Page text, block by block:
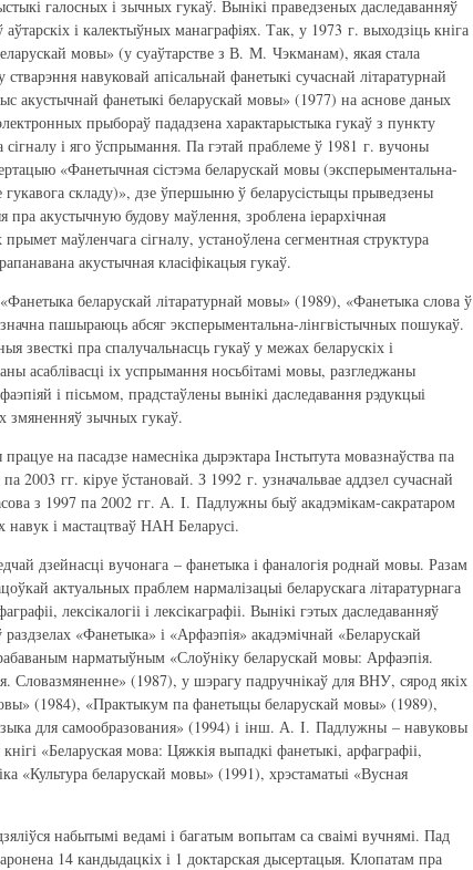
галосных і зычных гукаў. Вынікі праведзеных даследаванняў
аўтарскіх і калектыўных манаграфіях. Так, у 1973 г. выходзіць кніга
мовы» (у суаўтарстве з В. М. Чэкманам), якая стала
навуковай апісальнай фанетыкі сучаснай літаратурнай
акустычнай фанетыкі беларускай мовы» (1977) на аснове даных
прыбораў пададзена характарыстыка гукаў з пункту
сігналу і яго ўспрымання. Па гэтай праблеме ў 1981 г. вучоны
«Фанетычная сістэма беларускай мовы (эксперыментальна-
гукавога складу)», дзе ўпершыню ў беларусістыцы прыведзены
пра акустычную будову маўлення, зроблена іерархічная
маўленчага сігналу, устаноўлена сегментная структура
акустычная класіфікацыя гукаў.
беларускай літаратурнай мовы» (1989), «Фанетыка слова ў
пашыраюць абсяг эксперыментальна-лінгвістычных пошукаў.
звесткі пра спалучальнасць гукаў у межах беларускіх і
асаблівасці іх успрымання носьбітамі мовы, разгледжаны
і пісьмом, прадстаўлены вынікі даследавання рэдукцыі
змяненняў зычных гукаў.
на пасадзе намесніка дырэктара Інстытута мовазнаўства па
2003 гг. кіруе ўстановай. З 1992 г. узначальвае аддзел сучаснай
з 1997 па 2002 гг. А. I. Падлужны быў акадэмікам-сакратаром
навук і мастацтваў НАН Беларусі.
дзейнасці вучонага – фанетыка і фаналогія роднай мовы. Разам
актуальных праблем нармалізацыі беларускага літаратурнага
лексікалогіі і лексікаграфіі. Вынікі гэтых даследаванняў
«Фанетыка» і «Арфаэпія» акадэмічнай «Беларускай
нарматыўным «Слоўніку беларускай мовы: Арфаэпія.
Словазмяненне» (1987), у шэрагу падручнікаў для ВНУ, сярод якіх
(1984), «Практыкум па фанетыцы беларускай мовы» (1989),
для самообразования» (1994) і інш. А. І. Падлужны – навуковы
кнігі «Беларуская мова: Цяжкія выпадкі фанетыкі, арфаграфіі,
«Культура беларускай мовы» (1991), хрэстаматыі «Вусная
набытымі ведамі і багатым вопытам са сваімі вучнямі. Пад
14 кандыдацкіх і 1 доктарская дысертацыя. Клопатам пра